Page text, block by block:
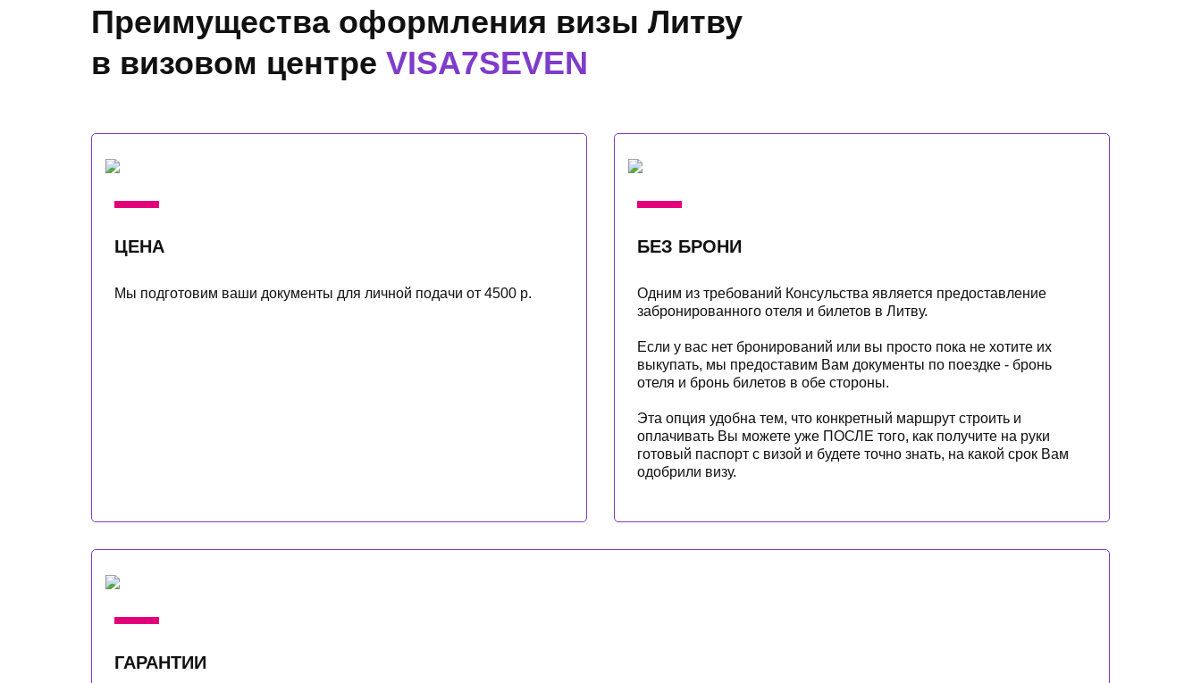
Преимущества оформления визы Литву
в визовом центре VISA7SEVEN
ЦЕНА
Мы подготовим ваши документы для личной подачи от 4500 р.
БЕЗ БРОНИ
Одним из требований Консульства является предоставление
забронированного отеля и билетов в Литву.
Если у вас нет бронирований или вы просто пока не хотите их
выкупать, мы предоставим Вам документы по поездке - бронь
отеля и бронь билетов в обе стороны.
Эта опция удобна тем, что конкретный маршрут строить и
оплачивать Вы можете уже ПОСЛЕ того, как получите на руки
готовый паспорт с визой и будете точно знать, на какой срок Вам
одобрили визу.
ГАРАНТИИ